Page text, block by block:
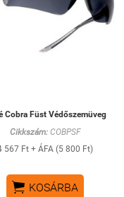
Cobra Füst Védőszemüveg
Cikkszám:COBPSF
567 Ft + ÁFA (5 800 Ft)
 KOSÁRBA